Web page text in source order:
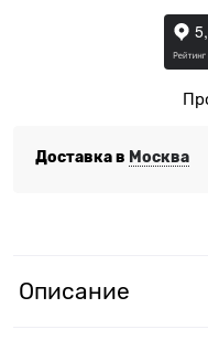
Доставка в Москва
Описание